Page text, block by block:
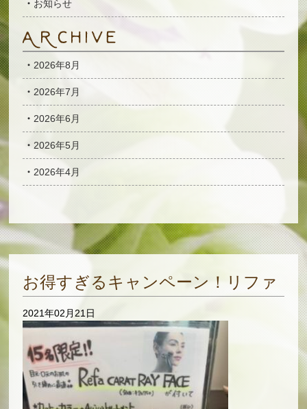
お知らせ
2026年8月
2026年7月
2026年6月
2026年5月
2026年4月
お得すぎるキャンペーン！リファ
2021年02月21日